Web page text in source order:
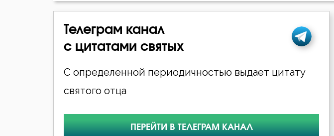
Телеграм канал
с цитатами святых
С определенной периодичностью выдает цитату
святого отца
ПЕРЕЙТИ В ТЕЛЕГРАМ КАНАЛ